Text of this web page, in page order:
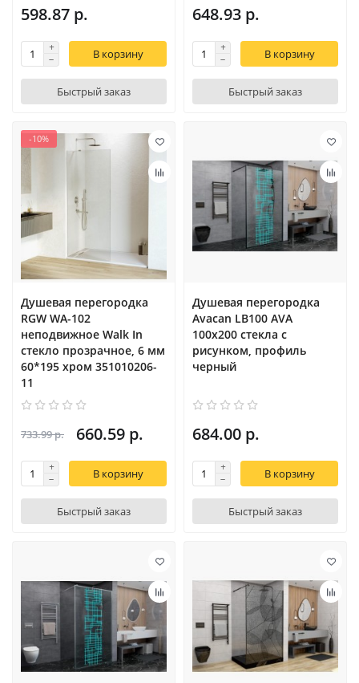
598.87 р.
В корзину
Быстрый заказ
648.93 р.
В корзину
Быстрый заказ
-10%
Душевая перегородка
RGW WA-102
неподвижное Walk In
cтекло прозрачное, 6 мм
60*195 xром 351010206-
11
733.99 р. 660.59 р.
В корзину
Быстрый заказ
Душевая перегородка
Avacan LB100 AVA
100x200 стекла с
рисунком, профиль
черный
684.00 р.
В корзину
Быстрый заказ